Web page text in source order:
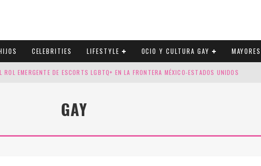
CELEBRITIES LIFESTYLE OCIO Y CULTURA GAY MAYORES
EMERGENTE DE ESCORTS LGBTQ+ EN LA FRONTERA MÉXICO-ESTADOS UNIDOS
QUE HONRAN LA HISTORIA LGTB
GAY